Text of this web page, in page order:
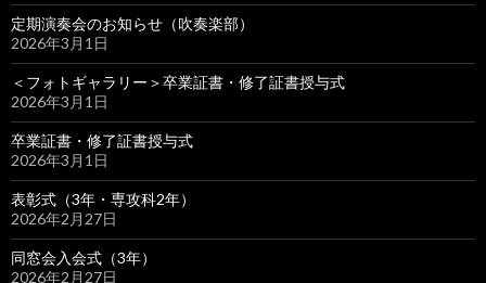
定期演奏会のお知らせ（吹奏楽部）
2026年3月1日
＜フォトギャラリー＞卒業証書・修了証書授与式
2026年3月1日
卒業証書・修了証書授与式
2026年3月1日
表彰式（3年・専攻科2年）
2026年2月27日
同窓会入会式（3年）
2026年2月27日